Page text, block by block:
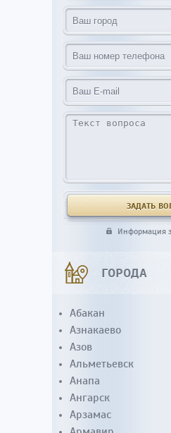
Информация
ГОРОДА
Абакан
Азнакаево
Азов
Альметьевск
Анапа
Ангарск
Арзамас